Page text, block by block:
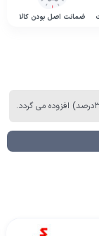
ضمانت اصل بودن کالا